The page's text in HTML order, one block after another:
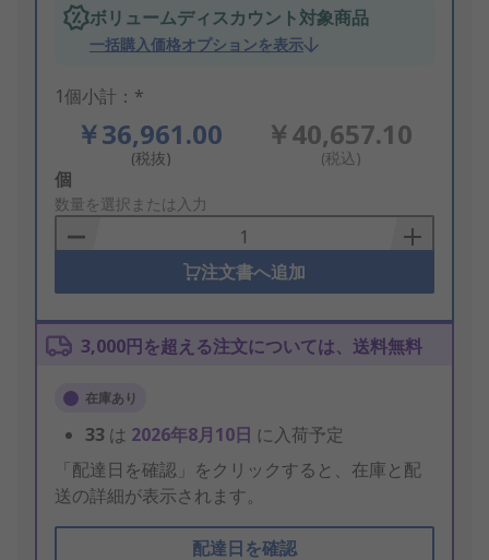
ボリュームディスカウント対象商品
一括購入価格オプションを表示
1個小計：*
￥36,961.00
(税抜)
￥40,657.10
(税込)
Add
to
Basket
個
数量を選択または入力
注文書へ追加
3,000円を超える注文については、送料無料
在庫あり
33 は 2026年8月10日 に入荷予定
「配達日を確認」をクリックすると、在庫と配
送の詳細が表示されます。
配達日を確認